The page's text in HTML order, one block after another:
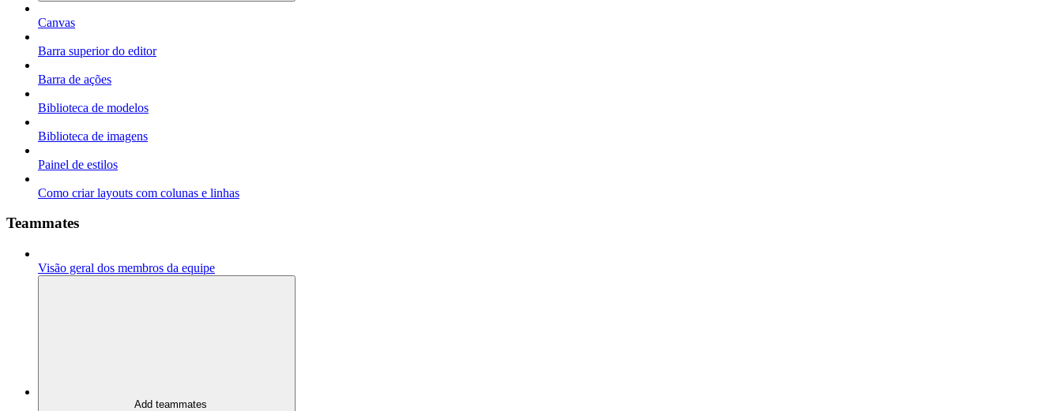
Canvas
Barra superior do editor
Barra de ações
Biblioteca de modelos
Biblioteca de imagens
Painel de estilos
Como criar layouts com colunas e linhas
Teammates
Visão geral dos membros da equipe
Add teammates